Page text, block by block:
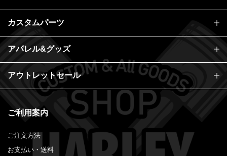
ご利用案内
ご注文方法
お支払い・送料
カスタムパーツ
アパレル&グッズ
アウトレットセール